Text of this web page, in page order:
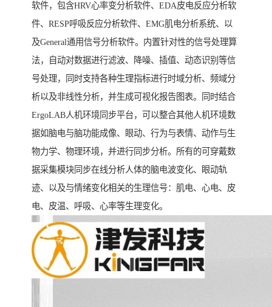
软件，包含HRV心率变分析软件、EDA皮电反应分析软
件、RESP呼吸反应分析软件、EMG肌电分析系统、以
及General通用信号分析软件。内置针对性的信号处理算
法，自动对数据进行滤波、降噪、插值、动态识别等信
号处理，同时支持各种生理指标进行时域分析、频域分
析以及非线性分析，并生成可视化报告图表。同时结合
ErgoLAB人机环境同步平台，可以整合其他人机环境数
据如脑电与脑功能成像、眼动、行为与表情、动作与生
物力学、物理环境，并进行同步分析。所有的可穿戴数
据采集模块同步在线分析人体的脑电波变化、眼动轨
迹、以及与情绪变化相关的生理信号：肌电、心电、皮
电、皮温、呼吸、心率等生理变化。